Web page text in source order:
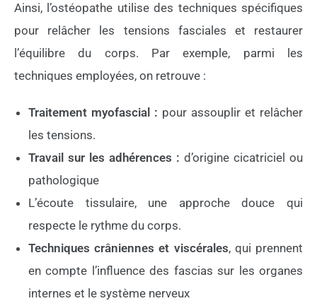
Ainsi, l’ostéopathe utilise des techniques spécifiques
pour relâcher les tensions fasciales et restaurer
l’équilibre du corps. Par exemple, parmi les
techniques employées, on retrouve :
Traitement myofascial : pour assouplir et relâcher
les tensions.
Travail sur les adhérences : d’origine cicatriciel ou
pathologique
L’écoute tissulaire, une approche douce qui
respecte le rythme du corps.
Techniques crâniennes et viscérales, qui prennent
en compte l’influence des fascias sur les organes
internes et le système nerveux